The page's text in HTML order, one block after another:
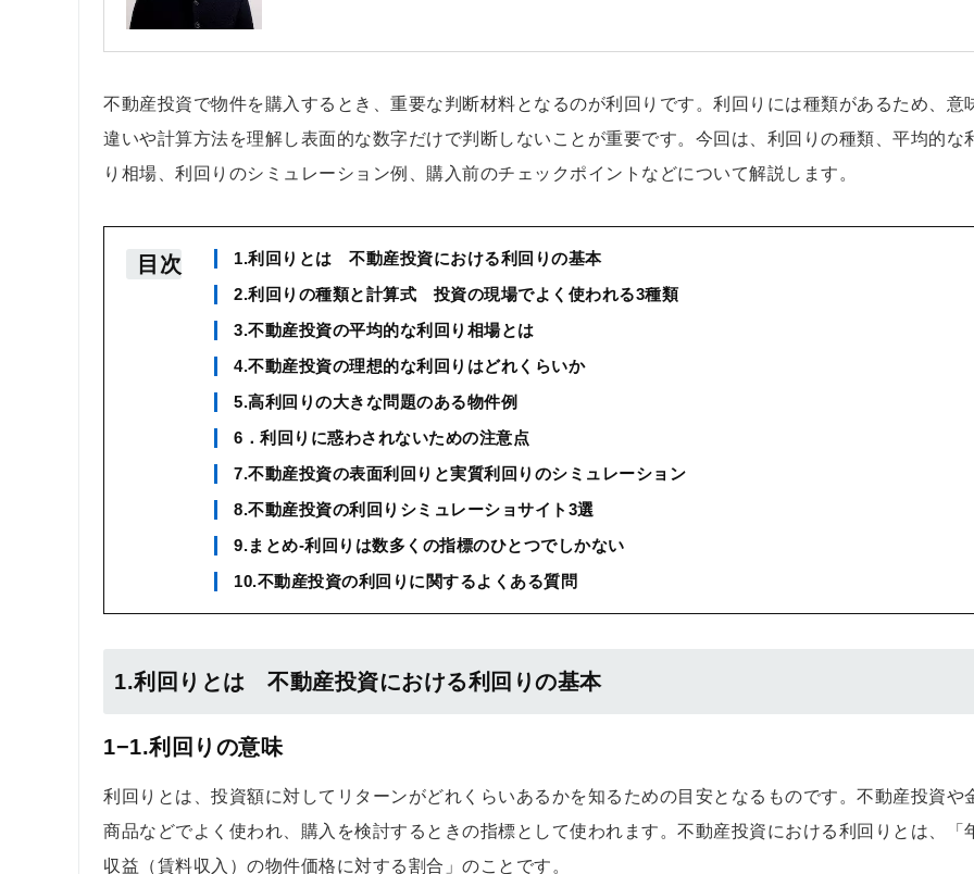
不動産投資で物件を購入するとき、重要な判断材料となるのが利回りです。利回りには種類があるため、意
違いや計算方法を理解し表面的な数字だけで判断しないことが重要です。今回は、利回りの種類、平均的な
り相場、利回りのシミュレーション例、購入前のチェックポイントなどについて解説します。
目次
1.利回りとは 不動産投資における利回りの基本
2.利回りの種類と計算式 投資の現場でよく使われる3種類
3.不動産投資の平均的な利回り相場とは
4.不動産投資の理想的な利回りはどれくらいか
5.高利回りの大きな問題のある物件例
6．利回りに惑わされないための注意点
7.不動産投資の表面利回りと実質利回りのシミュレーション
8.不動産投資の利回りシミュレーショサイト3選
9.まとめ-利回りは数多くの指標のひとつでしかない
10.不動産投資の利回りに関するよくある質問
1.利回りとは 不動産投資における利回りの基本
1−1.利回りの意味
利回りとは、投資額に対してリターンがどれくらいあるかを知るための目安となるものです。不動産投資や
商品などでよく使われ、購入を検討するときの指標として使われます。不動産投資における利回りとは、「
収益（賃料収入）の物件価格に対する割合」のことです。